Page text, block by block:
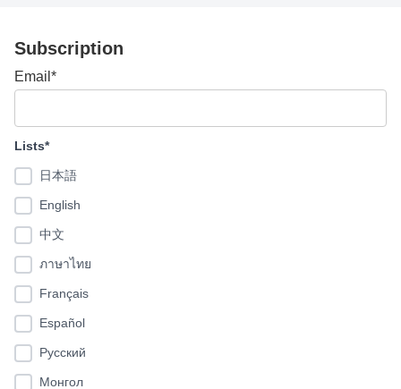
Subscription
Email*
Lists*
日本語
English
中文
ภาษาไทย
Français
Español
Pусский
Монгол